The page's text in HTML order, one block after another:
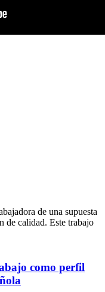
de una supuesta
de calidad. Este trabajo
como perfil